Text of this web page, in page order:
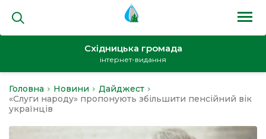
Східницька громада
інтернет-видання
Головна Новини
Дайджест
«Слуги народу» пропонують збільшити пенсійний вік
українців